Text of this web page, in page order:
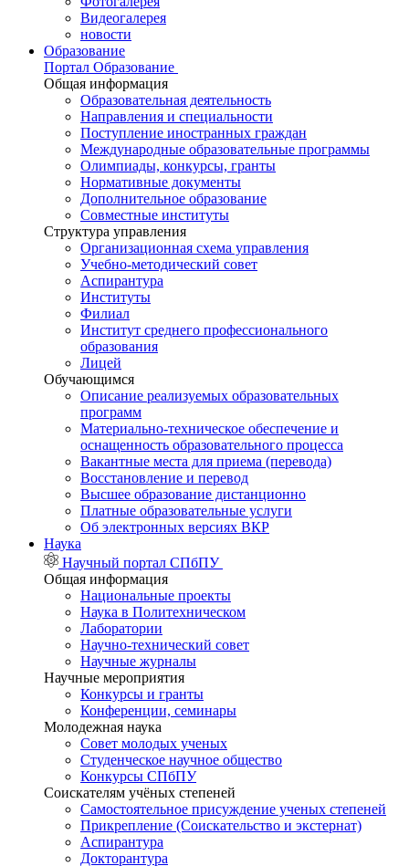
Видеогалерея
новости
Образование
Портал Образование
Общая информация
Образовательная деятельность
Направления и специальности
Поступление иностранных граждан
Международные образовательные программы
Олимпиады, конкурсы, гранты
Нормативные документы
Дополнительное образование
Совместные институты
Структура управления
Организационная схема управления
Учебно-методический совет
Аспирантура
Институты
Филиал
Институт среднего профессионального
образования
Лицей
Обучающимся
Описание реализуемых образовательных
программ
Материально-техническое обеспечение и
оснащенность образовательного процесса
Вакантные места для приема (перевода)
Восстановление и перевод
Высшее образование дистанционно
Платные образовательные услуги
Об электронных версиях ВКР
Наука
Научный портал СПбПУ
Общая информация
Национальные проекты
Наука в Политехническом
Лаборатории
Научно-технический совет
Научные журналы
Научные мероприятия
Конкурсы и гранты
Конференции, семинары
Молодежная наука
Совет молодых ученых
Студенческое научное общество
Конкурсы СПбПУ
Соискателям учёных степеней
Самостоятельное присуждение ученых степеней
Прикрепление (Соискательство и экстернат)
Аспирантура
Докторантура